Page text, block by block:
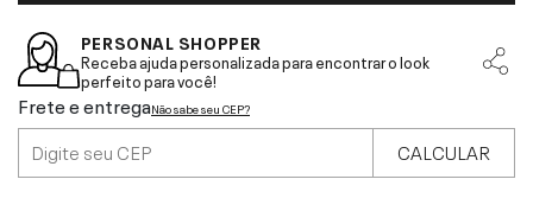
PERSONAL SHOPPER
Receba ajuda personalizada para encontrar o look
perfeito para você!
Frete e entregaNão sabe seu CEP?
CALCULAR